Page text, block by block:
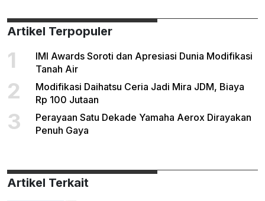
Artikel Terpopuler
1
IMI Awards Soroti dan Apresiasi Dunia Modifikasi
Tanah Air
2
Modifikasi Daihatsu Ceria Jadi Mira JDM, Biaya
Rp 100 Jutaan
3
Perayaan Satu Dekade Yamaha Aerox Dirayakan
Penuh Gaya
Artikel Terkait